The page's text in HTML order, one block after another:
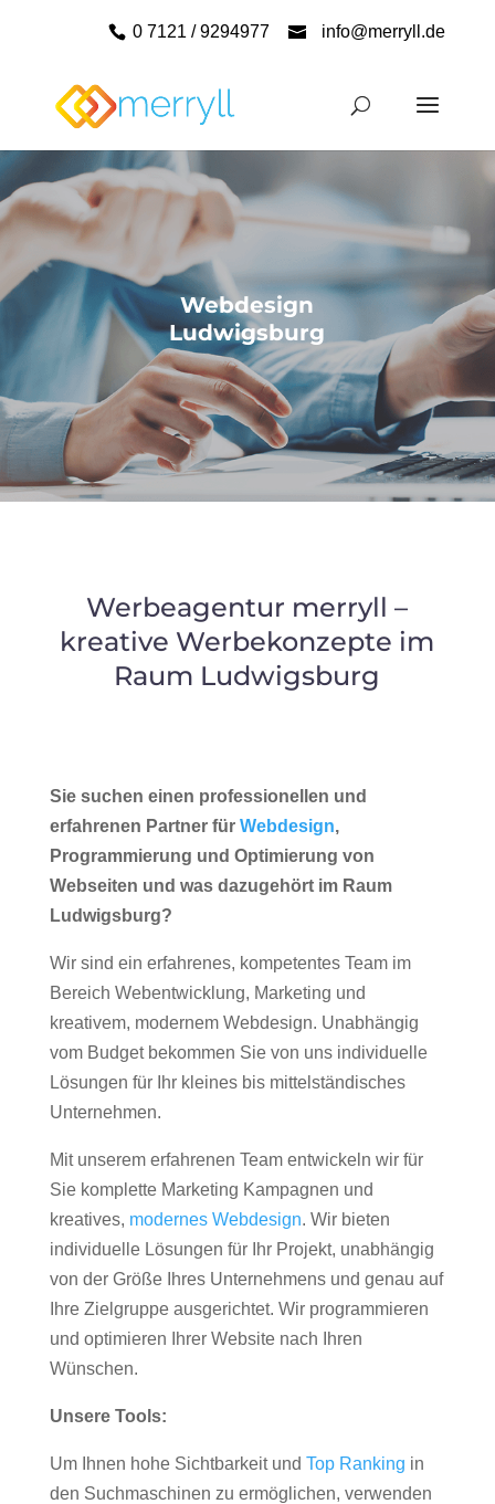
0 7121 / 9294977 info@merryll.de
Webdesign
Ludwigsburg
Werbeagentur merryll –
kreative Werbekonzepte im
Raum Ludwigsburg
Sie suchen einen professionellen und
erfahrenen Partner für Webdesign,
Programmierung und Optimierung von
Webseiten und was dazugehört im Raum
Ludwigsburg?
Wir sind ein erfahrenes, kompetentes Team im
Bereich Webentwicklung, Marketing und
kreativem, modernem Webdesign. Unabhängig
vom Budget bekommen Sie von uns individuelle
Lösungen für Ihr kleines bis mittelständisches
Unternehmen.
Mit unserem erfahrenen Team entwickeln wir für
Sie komplette Marketing Kampagnen und
kreatives, modernes Webdesign. Wir bieten
individuelle Lösungen für Ihr Projekt, unabhängig
von der Größe Ihres Unternehmens und genau auf
Ihre Zielgruppe ausgerichtet. Wir programmieren
und optimieren Ihrer Website nach Ihren
Wünschen.
Unsere Tools:
Um Ihnen hohe Sichtbarkeit und Top Ranking in
den Suchmaschinen zu ermöglichen, verwenden